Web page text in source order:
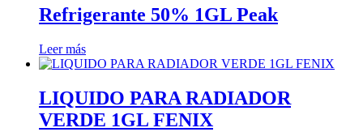
Refrigerante 50% 1GL Peak
Leer más
LIQUIDO PARA RADIADOR
VERDE 1GL FENIX